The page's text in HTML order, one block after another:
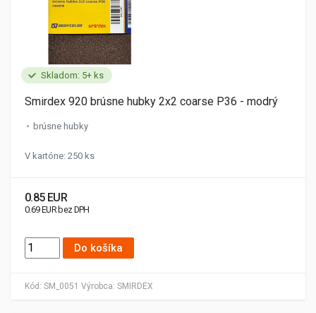
Skladom: 5+ ks
Kód: SM_0051 Výrobca: SMIRDEX
Smirdex 920 brúsne hubky 2x2 coarse P36 - modrý
brúsne hubky
V kartóne: 250 ks
0.85 EUR
0.69 EUR bez DPH
Do košíka